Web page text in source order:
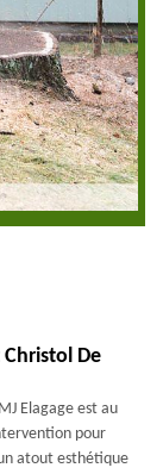
De
Elagage est au
pour
atout esthétique